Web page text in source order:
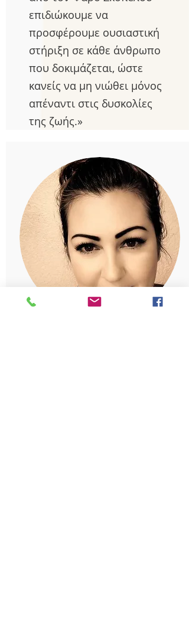
επιδιώκουμε να
προσφέρουμε ουσιαστική
στήριξη σε κάθε άνθρωπο
που δοκιμάζεται, ώστε
κανείς να μη νιώθει μόνος
απέναντι στις δυσκολίες
της ζωής.»